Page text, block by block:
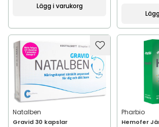
Lägg i varukorg
Natalben
Gravid 30 kapslar
Pharbio
Hemofer